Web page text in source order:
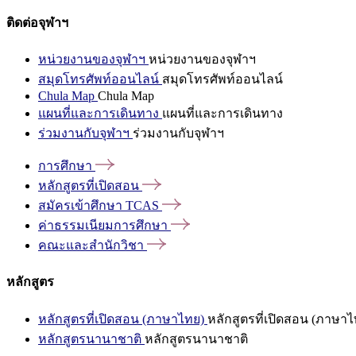
ติดต่อจุฬาฯ
หน่วยงานของจุฬาฯ หน่วยงานของจุฬาฯ
สมุดโทรศัพท์ออนไลน์ สมุดโทรศัพท์ออนไลน์
Chula Map Chula Map
แผนที่และการเดินทาง แผนที่และการเดินทาง
ร่วมงานกับจุฬาฯ ร่วมงานกับจุฬาฯ
การศึกษา
หลักสูตรที่เปิดสอน
สมัครเข้าศึกษา TCAS
ค่าธรรมเนียมการศึกษา
คณะและสำนักวิชา
หลักสูตร
หลักสูตรที่เปิดสอน (ภาษาไทย) หลักสูตรที่เปิดสอน (ภาษาไ
หลักสูตรนานาชาติ หลักสูตรนานาชาติ